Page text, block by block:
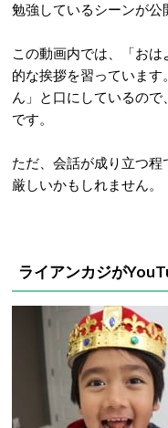
勉強しているシーンが公
この動画内では、「お
的な挨拶を習っていま
ん」と口にしているので、
です。
ただ、会話が成り立つ
厳しいかもしれません。
ライアンカジが